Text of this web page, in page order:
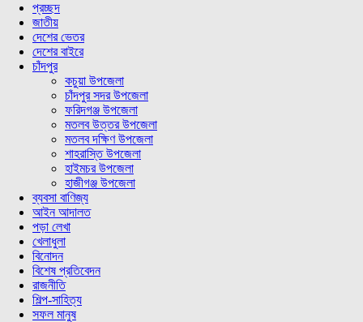
প্রচ্ছদ
জাতীয়
দেশের ভেতর
দেশের বাইরে
চাঁদপুর
কচুয়া উপজেলা
চাঁদপুর সদর উপজেলা
ফরিদগঞ্জ উপজেলা
মতলব উত্তর উপজেলা
মতলব দক্ষিণ উপজেলা
শাহরাস্তি উপজেলা
হাইমচর উপজেলা
হাজীগঞ্জ উপজেলা
ব্যবসা বাণিজ্য
আইন আদালত
পড়া লেখা
খেলাধুলা
বিনোদন
বিশেষ প্রতিবেদন
রাজনীতি
শিল্প-সাহিত্য
সফল মানুষ